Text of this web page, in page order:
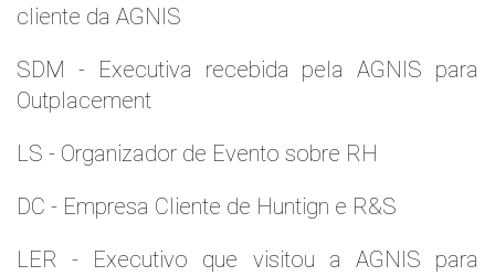
cliente da AGNIS
SDM - Executiva recebida pela AGNIS para
Outplacement
LS - Organizador de Evento sobre RH
DC - Empresa Cliente de Huntign e R&S
LER - Executivo que visitou a AGNIS para